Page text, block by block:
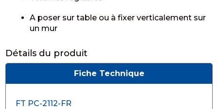
A poser sur table ou à fixer verticalement sur
un mur
Détails du produit
Fiche Technique
FT PC-2112-FR